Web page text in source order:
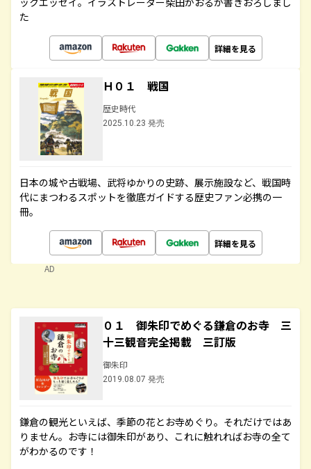
た
詳細を見る
Ｈ０１ 戦国
歴史時代
2025.10.23 発売
日本の城や古戦場、武将ゆかりの史跡、展示施設など、戦国時
代にまつわるスポットを徹底ガイドする歴史ファン必携の一
冊。
詳細を見る
AD
０１ 御朱印でめぐる鎌倉のお寺 三
十三観音完全掲載 三訂版
御朱印
2019.08.07 発売
鎌倉の観光といえば、季節の花とお寺めぐり。それだけではあ
りません。お寺には御朱印があり、これに触れればお寺の全て
がわかるのです！